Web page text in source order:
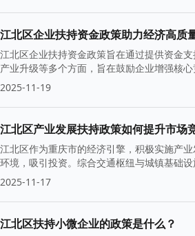
江北区企业扶持资金政策助力经济高质
江北区企业扶持资金政策旨在通过提供资金
产业升级等多个方面，旨在鼓励企业增强核
持。
2025-11-19
江北区产业发展扶持政策如何提升市场
江北区作为重庆市的经济引擎，积极实施产
环境，吸引投资。综合交通枢纽与城镇基础
2025-11-17
江北区扶持小微企业的政策是什么？